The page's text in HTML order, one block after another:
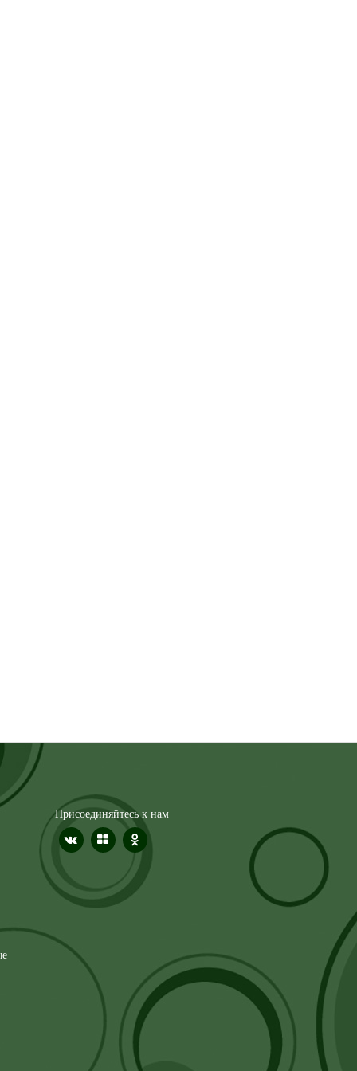
Присоединяйтесь к нам